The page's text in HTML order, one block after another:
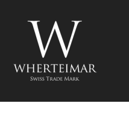
Wherteimar